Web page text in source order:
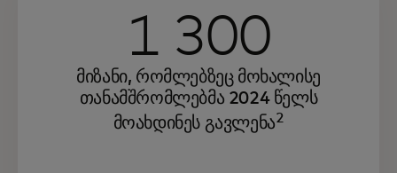
1 300
მიზანი, რომლებზეც მოხალისე
თანამშრომლებმა 2024 წელს
მოახდინეს გავლენა2